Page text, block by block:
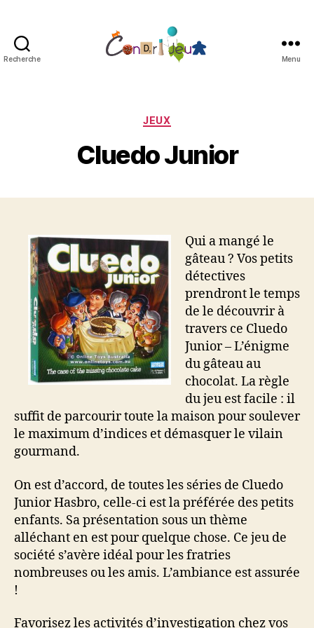
Recherche Menu
Catégories
JEUX
Cluedo Junior
Qui a mangé le
gâteau ? Vos petits
détectives
prendront le temps
de le découvrir à
travers ce Cluedo
Junior – L’énigme
du gâteau au
chocolat. La règle
du jeu est facile : il
suffit de parcourir toute la maison pour soulever
le maximum d’indices et démasquer le vilain
gourmand.
On est d’accord, de toutes les séries de Cluedo
Junior Hasbro, celle-ci est la préférée des petits
enfants. Sa présentation sous un thème
alléchant en est pour quelque chose. Ce jeu de
société s’avère idéal pour les fratries
nombreuses ou les amis. L’ambiance est assurée
!
Favorisez les activités d’investigation chez vos